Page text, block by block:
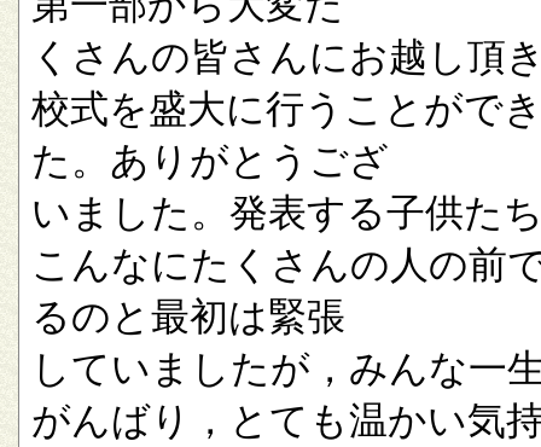
くさんの皆さんにお越し頂
校式を盛大に行うことがで
た。ありがとうござ
いました。発表する子供た
こんなにたくさんの人の前
るのと最初は緊張
していましたが，みんな一
がんばり，とても温かい気